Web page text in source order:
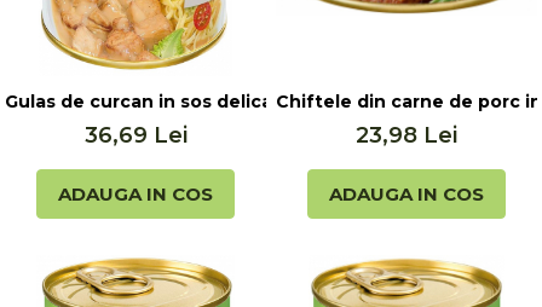
Gulas de curcan in sos delicat-fin, 400g Keunecke
36,69 Lei
ADAUGA IN COS
Chiftele din carne de porc
23,98 Lei
ADAUGA IN COS